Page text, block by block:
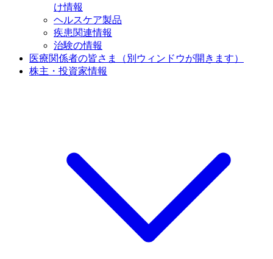
け情報
ヘルスケア製品
疾患関連情報
治験の情報
医療関係者の皆さま
（別ウィンドウが開きます）
株主・投資家情報